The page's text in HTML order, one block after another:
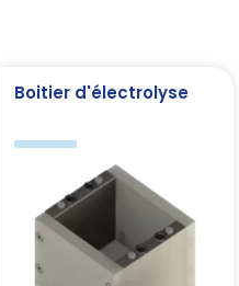
Boitier d'électrolyse